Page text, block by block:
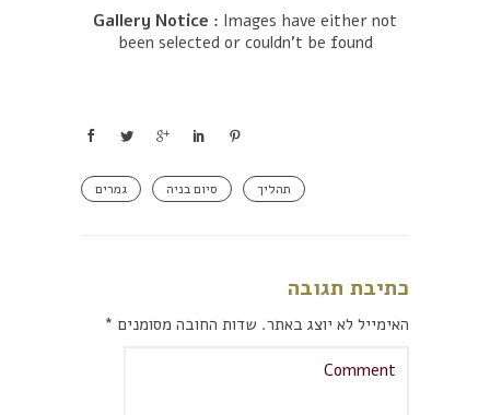
Gallery Notice : Images have either not
been selected or couldn't be found
גמרים סיום בניה תהליך
כתיבת תגובה
האימייל לא יוצג באתר. שדות החובה מסומנים *